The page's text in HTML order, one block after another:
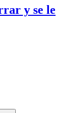
y se le